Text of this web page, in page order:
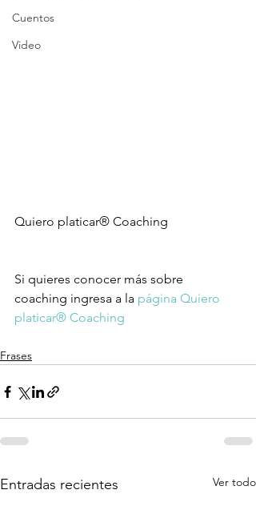
Cuentos
Video
Quiero platicar® Coaching
Si quieres conocer más sobre
coaching ingresa a la página Quiero
platicar® Coaching
Frases
Entradas recientes Ver todo